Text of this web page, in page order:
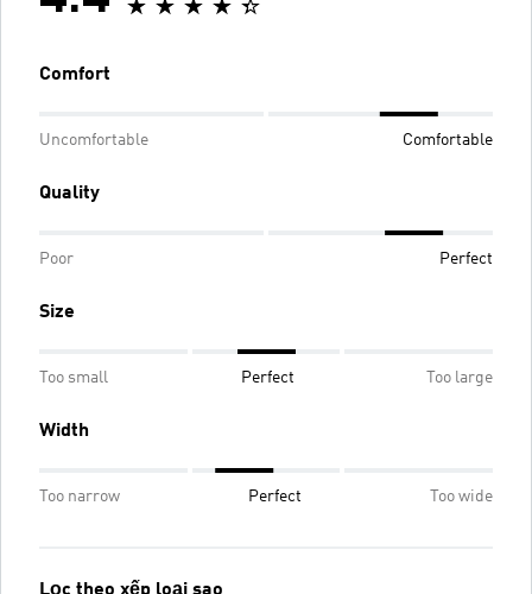
Comfort
Uncomfortable Comfortable
Quality
Poor Perfect
Size
Too small Perfect Too large
Width
Too narrow Perfect Too wide